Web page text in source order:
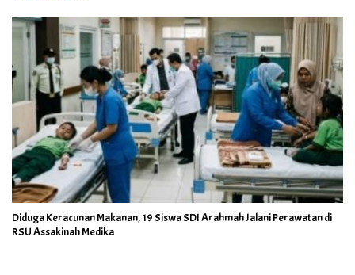
Diduga Keracunan Makanan, 19 Siswa SDI Arahmah Jalani Perawatan di
RSU Assakinah Medika